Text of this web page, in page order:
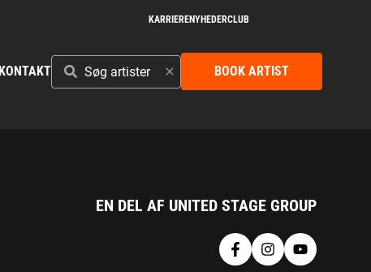
KARRIERENYHEDERCLUB
KONTAKTSØG
ARTISTER
BOOK ARTIST
EN DEL AF UNITED STAGE GROUP